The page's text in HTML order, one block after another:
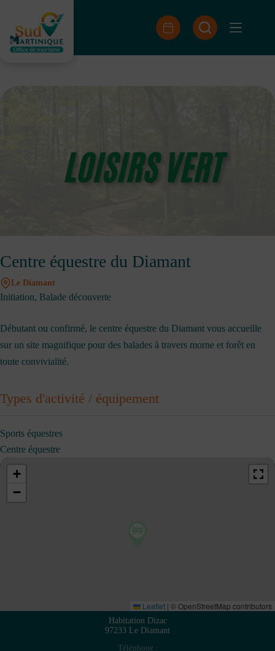
contenu
Centre équestre du Diamant
Le Diamant
Initiation, Balade découverte
Débutant ou confirmé, le centre équestre du Diamant vous accueille
sur un site magnifique pour des balades à travers morne et forêt en
toute convivialité.
Types d'activité / équipement
Sports équestres
Centre équestre
+
−
Leaflet | © OpenStreetMap contributors
Habitation Dizac
97233 Le Diamant
Téléphone :